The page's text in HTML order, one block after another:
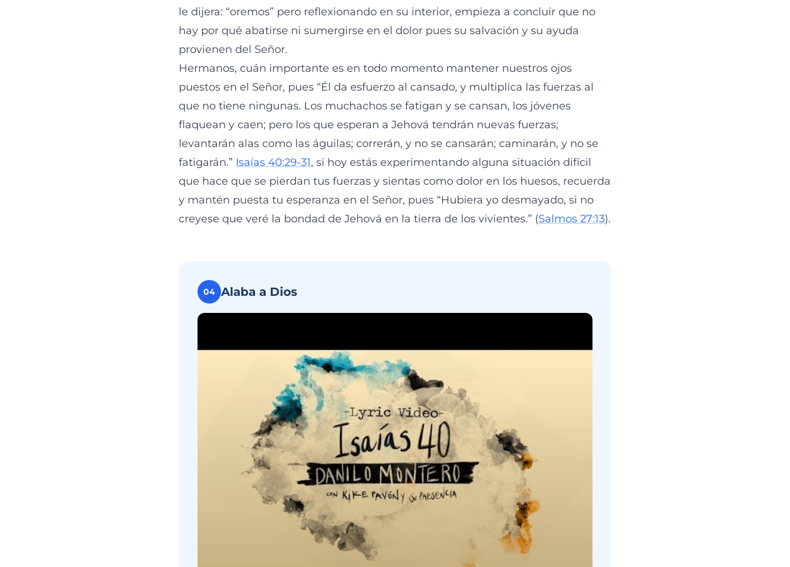
le dijera: “oremos” pero reflexionando en su interior, empieza a concluir que no
hay por qué abatirse ni sumergirse en el dolor pues su salvación y su ayuda
provienen del Señor.
Hermanos, cuán importante es en todo momento mantener nuestros ojos
puestos en el Señor, pues “Él da esfuerzo al cansado, y multiplica las fuerzas al
que no tiene ningunas. Los muchachos se fatigan y se cansan, los jóvenes
flaquean y caen; pero los que esperan a Jehová tendrán nuevas fuerzas;
levantarán alas como las águilas; correrán, y no se cansarán; caminarán, y no se
fatigarán.” Isaías 40:29-31, si hoy estás experimentando alguna situación difícil
que hace que se pierdan tus fuerzas y sientas como dolor en los huesos, recuerda
y mantén puesta tu esperanza en el Señor, pues “Hubiera yo desmayado, si no
creyese que veré la bondad de Jehová en la tierra de los vivientes.” (Salmos 27:13).
04 Alaba a Dios